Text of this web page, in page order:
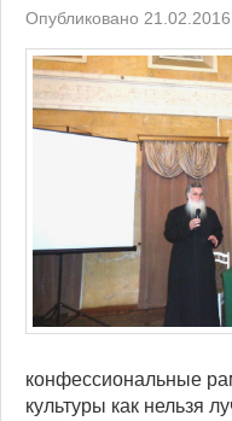
Опубликовано
конфессиональные
культуры как нельзя